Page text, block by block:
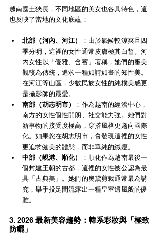
越南國土狹長，不同地區的美女也各具特色，這
也反映了當地的文化底蘊：
北部（河內、河江）
：由於氣候較涼爽且四
季分明，這裡的女性通常皮膚極其白皙。河
內女性以「優雅、含蓄」著稱，她們的審美
觀較為傳統，追求一種如詩如畫的知性美。
在河江等山區，少數民族女性的純樸美感更
是攝影師的最愛。
南部（胡志明市）
：作為越南的經濟中心，
南方的女性個性開朗、社交能力強。她們對
新事物的接受度極高，穿搭風格更趨向國際
化。如果您在胡志明市，會發現這裡的女性
更追求健美的體態，而非單純的纖瘦。
中部（峴港、順化）
：順化作為越南最後一
個封建王朝的古都，這裡的女性被公認為最
具「古典美」。她們的奧黛剪裁通常最為講
究，舉手投足間流露出一種皇室遺風般的優
雅。
3. 2026 最新美容趨勢：韓系彩妝與「極致
防曬」